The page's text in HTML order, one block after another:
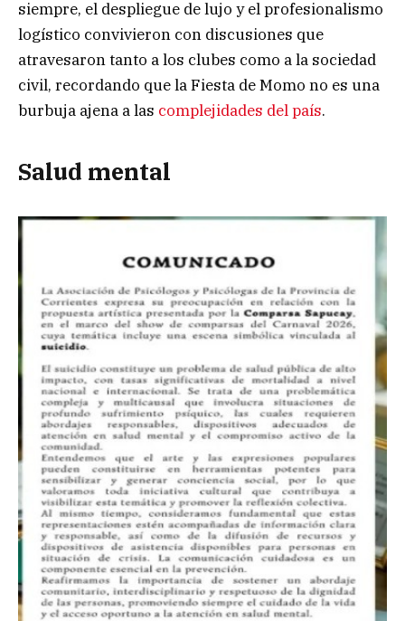
siempre, el despliegue de lujo y el profesionalismo
logístico convivieron con discusiones que
atravesaron tanto a los clubes como a la sociedad
civil, recordando que la Fiesta de Momo no es una
burbuja ajena a las complejidades del país.
Salud mental